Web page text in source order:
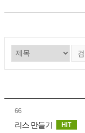
66
리스 만들기